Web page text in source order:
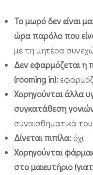
Το μωρό δεν είναι
ώρα παρόλο που
με τη μητέρα
Δεν εφαρμόζεται η
(rooming in):
Χορηγούνται άλλα
συγκατάθεση
συναισθηματικά
Δίνεται πιπίλα:όχι
Χορηγούνται
στο μαιευτήριο